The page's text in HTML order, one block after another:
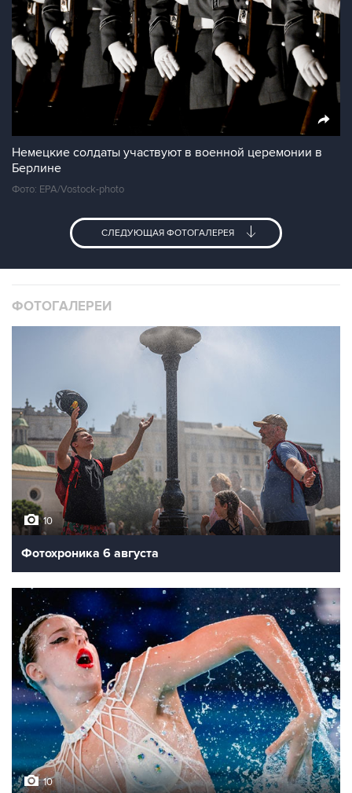
Немецкие солдаты участвуют в военной церемонии в
Берлине
Фото: EPA/Vostock-photo
СЛЕДУЮЩАЯ ФОТОГАЛЕРЕЯ
ФОТОГАЛЕРЕИ
10
Фотохроника 6 августа
10